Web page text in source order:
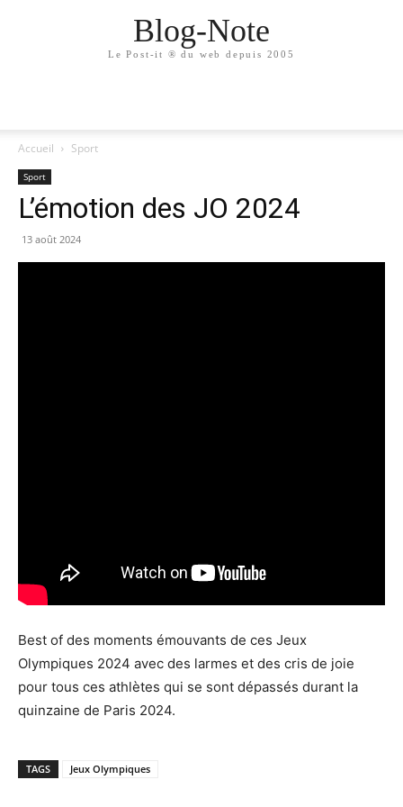
Blog-Note
Le Post-it ® du web depuis 2005
Accueil Sport
Sport
L’émotion des JO 2024
13 août 2024
Best of des moments émouvants de ces Jeux
Olympiques 2024 avec des larmes et des cris de joie
pour tous ces athlètes qui se sont dépassés durant la
quinzaine de Paris 2024.
TAGS Jeux Olympiques